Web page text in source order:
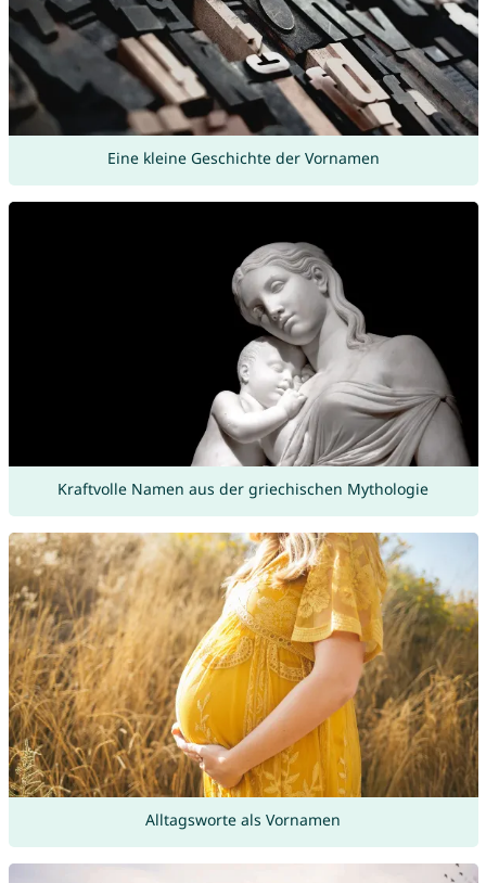
Eine kleine Geschichte der Vornamen
Kraftvolle Namen aus der griechischen Mythologie
Alltagsworte als Vornamen